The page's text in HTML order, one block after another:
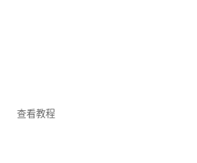
查看教程